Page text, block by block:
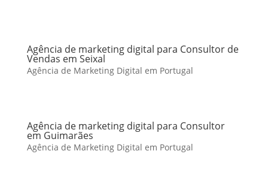
Agência de marketing digital para Consultor de
Vendas em Seixal
Agência de Marketing Digital em Portugal
Agência de marketing digital para Consultor
em Guimarães
Agência de Marketing Digital em Portugal